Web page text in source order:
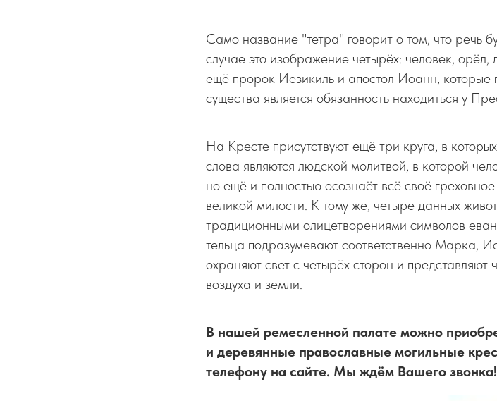
Само название "тетра" говорит о том, что речь
случае это изображение четырёх: человек,
ещё пророк Иезикиль и апостол Иоанн, которые
существа является обязанность находиться у
На Кресте присутствуют ещё три круга, в
слова являются людской молитвой, в которой
но ещё и полностью осознаёт всё своё
великой милости. К тому же, четыре данных
традиционными олицетворениями символов
тельца подразумевают соответственно Марка,
охраняют свет с четырёх сторон и представляют
воздуха и земли.
В нашей ремесленной палате можно
и деревянные православные могильные
телефону на сайте. Мы ждём Вашего звонка!